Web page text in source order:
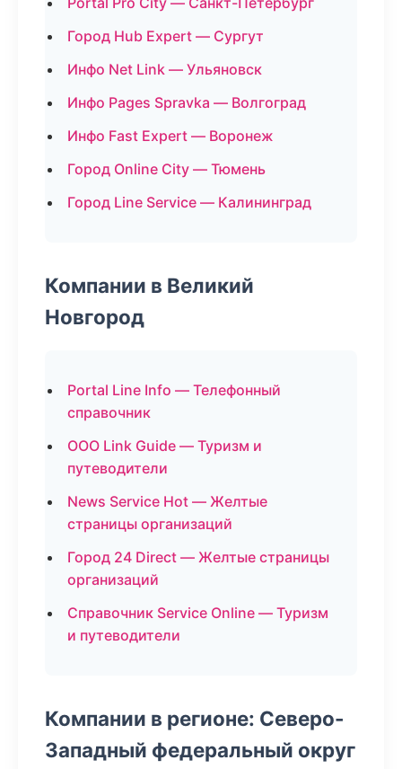
Город Hub Expert — Сургут
Инфо Net Link — Ульяновск
Инфо Pages Spravka — Волгоград
Инфо Fast Expert — Воронеж
Город Online City — Тюмень
Город Line Service — Калининград
Компании в Великий
Новгород
Portal Line Info — Телефонный
справочник
ООО Link Guide — Туризм и
путеводители
News Service Hot — Желтые
страницы организаций
Город 24 Direct — Желтые страницы
организаций
Справочник Service Online — Туризм
и путеводители
Компании в регионе: Северо-
Западный федеральный округ